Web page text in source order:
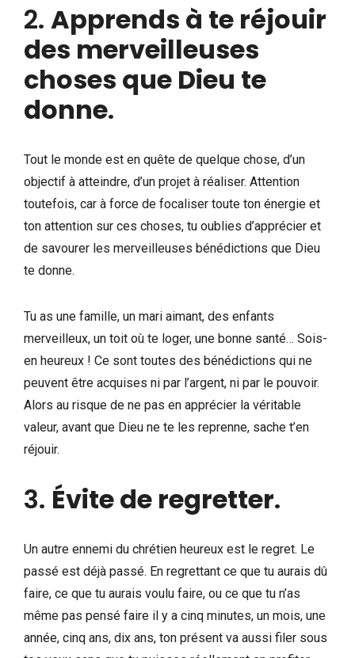
2. Apprends à te réjouir
des merveilleuses
choses que Dieu te
donne.
Tout le monde est en quête de quelque chose, d’un
objectif à atteindre, d’un projet à réaliser. Attention
toutefois, car à force de focaliser toute ton énergie et
ton attention sur ces choses, tu oublies d’apprécier et
de savourer les merveilleuses bénédictions que Dieu
te donne.
Tu as une famille, un mari aimant, des enfants
merveilleux, un toit où te loger, une bonne santé… Sois-
en heureux ! Ce sont toutes des bénédictions qui ne
peuvent être acquises ni par l’argent, ni par le pouvoir.
Alors au risque de ne pas en apprécier la véritable
valeur, avant que Dieu ne te les reprenne, sache t’en
réjouir.
3. Évite de regretter.
Un autre ennemi du chrétien heureux est le regret. Le
passé est déjà passé. En regrettant ce que tu aurais dû
faire, ce que tu aurais voulu faire, ou ce que tu n’as
même pas pensé faire il y a cinq minutes, un mois, une
année, cinq ans, dix ans, ton présent va aussi filer sous